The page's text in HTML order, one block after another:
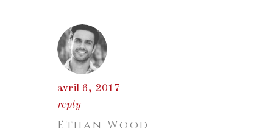
avril 6, 2017
reply
Ethan Wood